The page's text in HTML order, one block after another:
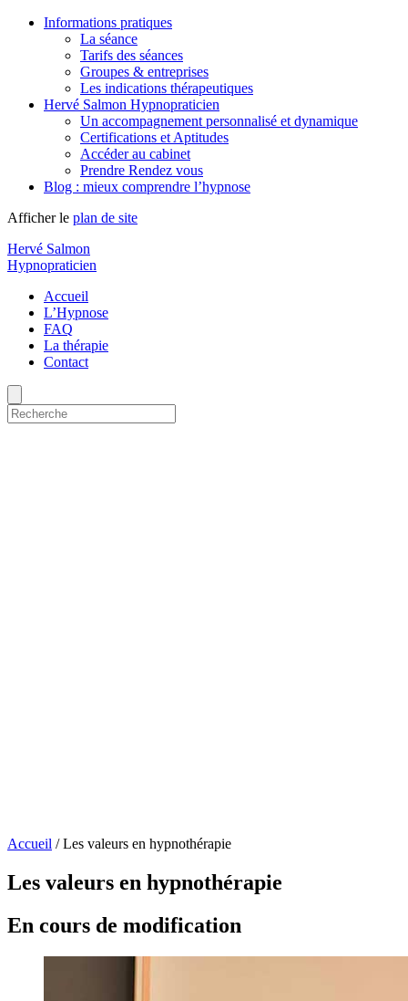
Informations pratiques
La séance
Tarifs des séances
Groupes & entreprises
Les indications thérapeutiques
Hervé Salmon Hypnopraticien
Un accompagnement personnalisé et dynamique
Certifications et Aptitudes
Accéder au cabinet
Prendre Rendez vous
Blog : mieux comprendre l’hypnose
Afficher le plan de site
Hervé Salmon
Hypnopraticien
Accueil
L’Hypnose
FAQ
La thérapie
Contact
Accueil /Les valeurs en hypnothérapie
Les valeurs en hypnothérapie
En cours de modification